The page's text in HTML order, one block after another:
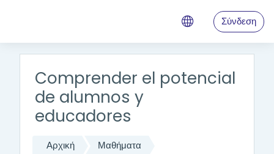
Σύνδεση
Comprender el potencial
de alumnos y
educadores
Αρχική Μαθήματα